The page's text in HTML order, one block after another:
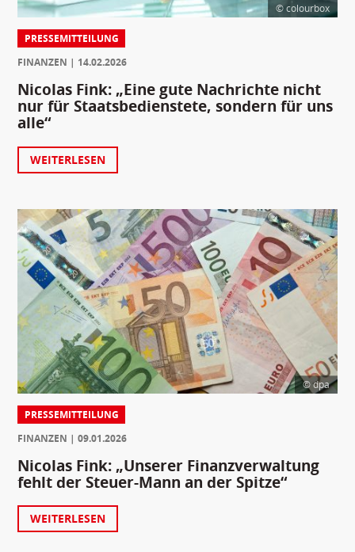
© colourbox
PRESSEMITTEILUNG
FINANZEN
14.02.2026
Nicolas Fink: „Eine gute Nachrichte nicht
nur für Staatsbedienstete, sondern für uns
alle“
WEITERLESEN
© dpa
PRESSEMITTEILUNG
FINANZEN
09.01.2026
Nicolas Fink: „Unserer Finanzverwaltung
fehlt der Steuer-Mann an der Spitze“
WEITERLESEN